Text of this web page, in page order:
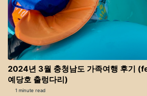
2024년 3월 충청남도 가족여행 후기
예당호 출렁다리)
1 minute read